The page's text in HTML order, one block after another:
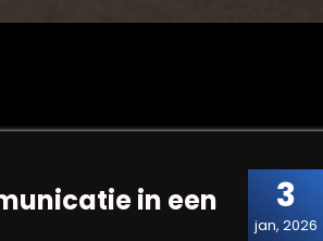
3
jan, 2026
in een